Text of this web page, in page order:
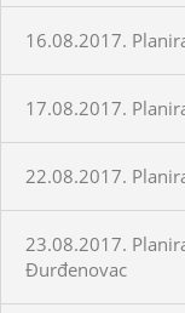
16.08.2017.
17.08.2017.
22.08.2017.
23.08.2017.
Đurđenovac